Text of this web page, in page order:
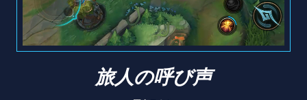
旅人の呼び声